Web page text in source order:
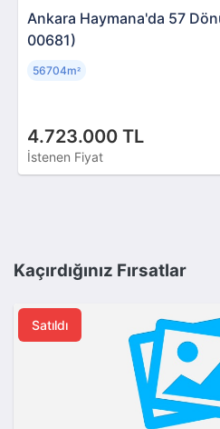
Ankara Haymana'da 57
00681)
4.723.000 TL
İstenen Fiyat
56704m²
Kaçırdığınız Fırsatlar
Satıldı